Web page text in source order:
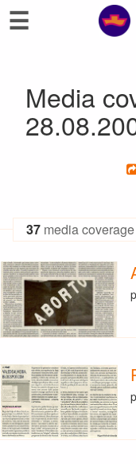
☰
Media
37 media